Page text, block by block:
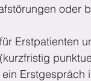
oder
Erstpatienten